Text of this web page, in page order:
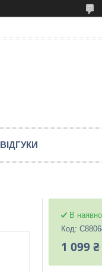
ВІДГУКИ
В
Код:
1 099 ₴